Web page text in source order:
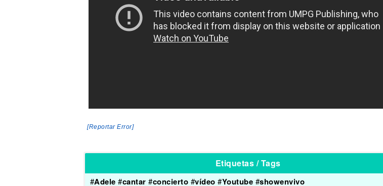
[Reportar Error]
Etiquetas / Tags
#Adele #cantar #concierto #vídeo #Youtube #showenvivo